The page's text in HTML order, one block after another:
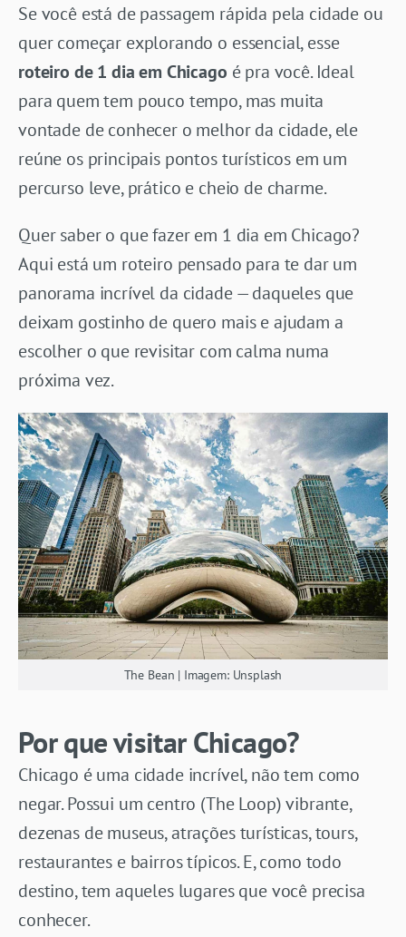
Se você está de passagem rápida pela cidade ou
quer começar explorando o essencial, esse
roteiro de 1 dia em Chicago é pra você. Ideal
para quem tem pouco tempo, mas muita
vontade de conhecer o melhor da cidade, ele
reúne os principais pontos turísticos em um
percurso leve, prático e cheio de charme.
Quer saber o que fazer em 1 dia em Chicago?
Aqui está um roteiro pensado para te dar um
panorama incrível da cidade — daqueles que
deixam gostinho de quero mais e ajudam a
escolher o que revisitar com calma numa
próxima vez.
The Bean | Imagem: Unsplash
Por que visitar Chicago?
Chicago é uma cidade incrível, não tem como
negar. Possui um centro (The Loop) vibrante,
dezenas de museus, atrações turísticas, tours,
restaurantes e bairros típicos. E, como todo
destino, tem aqueles lugares que você precisa
conhecer.